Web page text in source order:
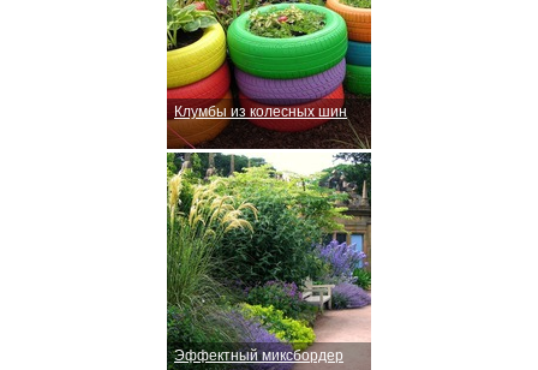
Клумбы из колесных шин
Эффектный миксбордер